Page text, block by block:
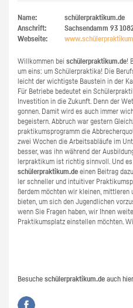
Name:
schülerpraktikum.de
Anschrift:
Sachsendamm 93
Webseite:
Will­kom­men bei schü­ler­prak­ti­kum.de!
um eins: um Schü­ler­prak­ti­ka! Die
leicht der wich­tigs­te Bau­stein in der
Für Be­trie­be be­deu­tet ein
In­ves­ti­ti­on in die Zu­kunft. Denn der
gon­nen. Damit wird es auch immer
be­geis­tern. Ab­bruch war ges­tern
prak­ti­kums­pro­gramm die
zwei Wo­chen die Ar­beits­ab­läu­fe im
bes­ser, was ihn wäh­rend der
ler­prak­ti­kum ist rich­tig sinn­voll. Und
schü­ler­prak­ti­kum.de einen Bei­trag
ler schnel­ler und in­tui­ti­ver
ßer­dem möch­ten wir klei­nen, mitt­le­ren
bie­ten, um sich den Ju­gend­li­chen
wenn Sie Fra­gen haben, wir Ihnen
Prak­ti­kums­platz ein­stel­len möch­ten.
Besuche schülerpraktikum.de auch hier